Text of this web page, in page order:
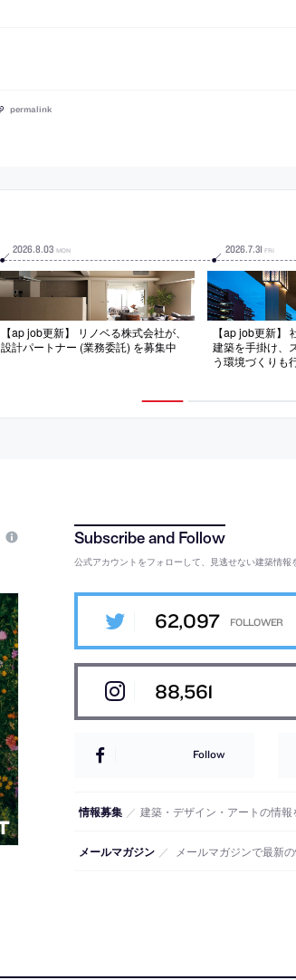
permalink
2026.8.03 MON
【ap job更新】 リノベる株式会社が、
設計パートナー (業務委託) を募集中
2026.7.31 FRI
【ap job更新】
建築を手掛け、
う環境づくりも
募集中
公式アカウントをフォローして、見逃せない建築情報
62,097
88,561
Follow
情報募集 ／ 建築・デザイン・アートの情
メールマガジン ／ メールマガジンで最新